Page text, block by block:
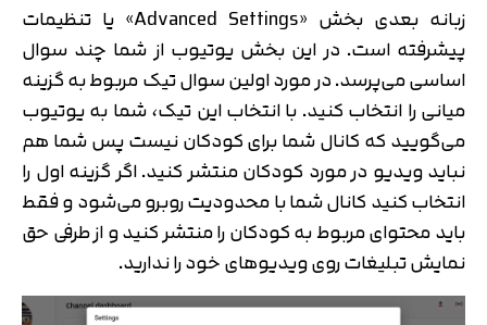
زبانه بعدی بخش «Advanced Settings» یا تنظیمات
پیشرفته است. در این بخش یوتیوب از شما چند سوال
اساسی می‌پرسد. در مورد اولین سوال تیک مربوط به گزینه
میانی را انتخاب کنید. با انتخاب این تیک، شما به یوتیوب
می‌گویید که کانال شما برای کودکان نیست پس شما هم
نباید ویدیو در مورد کودکان منتشر کنید. اگر گزینه اول را
انتخاب کنید کانال شما با محدودیت روبرو می‌شود و فقط
باید محتوای مربوط به کودکان را منتشر کنید و از طرفی حق
نمایش تبلیغات روی ویدیوهای خود را ندارید.